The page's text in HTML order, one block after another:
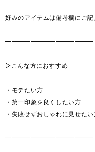
好みのアイテムは備考欄にご記
━━━━━━━━━━━━━━
▷こんな方におすすめ
・モテたい方
・第一印象を良くしたい方
・失敗せずおしゃれに見せた
━━━━━━━━━━━━━━